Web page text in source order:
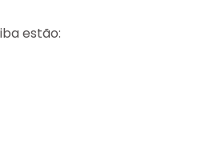
estão: